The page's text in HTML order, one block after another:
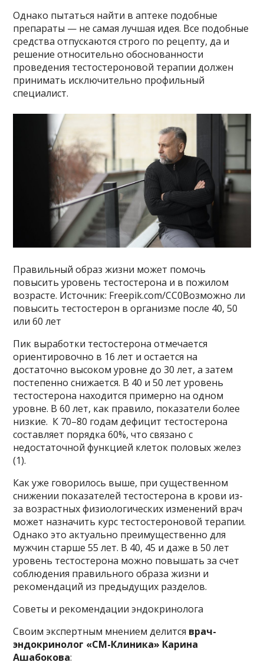
Однако пытаться найти в аптеке подобные
препараты — не самая лучшая идея. Все подобные
средства отпускаются строго по рецепту, да и
решение относительно обоснованности
проведения тестостероновой терапии должен
принимать исключительно профильный
специалист.
Правильный образ жизни может помочь
повысить уровень тестостерона и в пожилом
возрасте. Источник: Freepik.com/CC0Возможно ли
повысить тестостерон в организме после 40, 50
или 60 лет
Пик выработки тестостерона отмечается
ориентировочно в 16 лет и остается на
достаточно высоком уровне до 30 лет, а затем
постепенно снижается. В 40 и 50 лет уровень
тестостерона находится примерно на одном
уровне. В 60 лет, как правило, показатели более
низкие. К 70–80 годам дефицит тестостерона
составляет порядка 60%, что связано с
недостаточной функцией клеток половых желез
(1).
Как уже говорилось выше, при существенном
снижении показателей тестостерона в крови из-
за возрастных физиологических изменений врач
может назначить курс тестостероновой терапии.
Однако это актуально преимущественно для
мужчин старше 55 лет. В 40, 45 и даже в 50 лет
уровень тестостерона можно повышать за счет
соблюдения правильного образа жизни и
рекомендаций из предыдущих разделов.
Советы и рекомендации эндокринолога
Своим экспертным мнением делится врач-
эндокринолог «СМ-Клиника» Карина
Ашабокова: